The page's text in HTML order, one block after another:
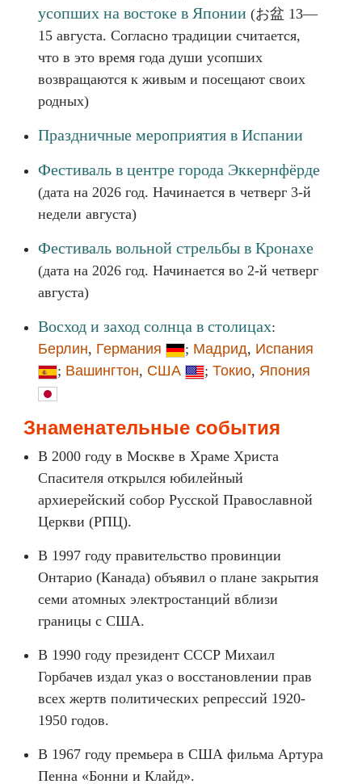
усопших на востоке в Японии (お盆 13—
15 августа. Согласно традиции считается,
что в это время года души усопших
возвращаются к живым и посещают своих
родных)
Праздничные мероприятия в Испании
Фестиваль в центре города Эккернфёрде
(дата на 2026 год. Начинается в четверг 3-й
недели августа)
Фестиваль вольной стрельбы в Кронахе
(дата на 2026 год. Начинается во 2-й четверг
августа)
Восход и заход солнца в столицах:
Берлин, Германия ; Мадрид, Испания
; Вашингтон, США ; Токио, Япония
Знаменательные события
В 2000 году в Москве в Храме Христа
Спасителя открылся юбилейный
архиерейский собор Русской Православной
Церкви (РПЦ).
В 1997 году правительство провинции
Онтарио (Канада) объявил о плане закрытия
семи атомных электростанций вблизи
границы с США.
В 1990 году президент СССР Михаил
Горбачев издал указ о восстановлении прав
всех жертв политических репрессий 1920-
1950 годов.
В 1967 году премьера в США фильма Артура
Пенна «Бонни и Клайд».